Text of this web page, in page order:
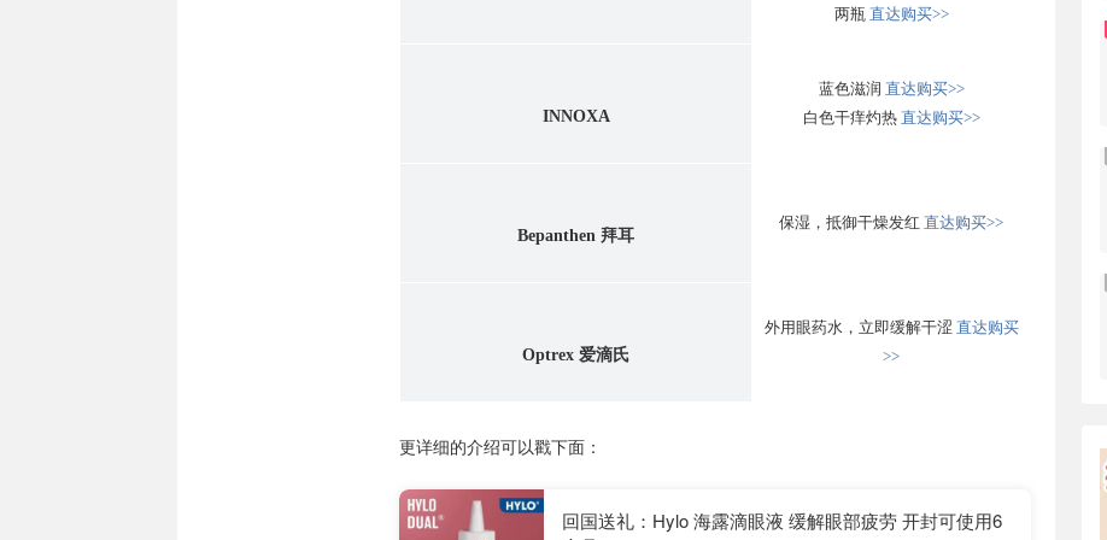
两瓶 直达购买>>
INNOXA
蓝色滋润 直达购买>>
白色干痒灼热 直达购买>>
Bepanthen 拜耳
保湿，抵御干燥发红 直达购买>>
Optrex 爱滴氏
外用眼药水，立即缓解干涩 直达购买
>>
更详细的介绍可以戳下面：
回国送礼：Hylo 海露滴眼液 缓解眼部疲劳 开封可使用6